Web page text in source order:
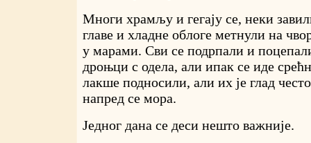
Многи храмљу и гегају се, неки
главе и хладне облоге метнули на
у марами. Сви се подрпали и
дроњци с одела, али ипак се иде
лакше подносили, али их је глад
напред се мора.
Једног дана се деси нешто важније.